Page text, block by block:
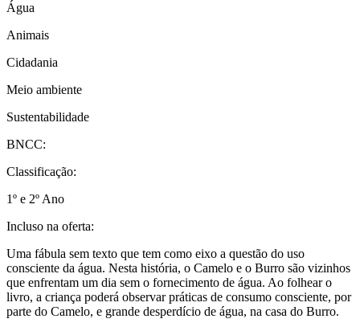
Água
Animais
Cidadania
Meio ambiente
Sustentabilidade
BNCC:
Classificação:
1º e 2º Ano
Incluso na oferta:
Uma fábula sem texto que tem como eixo a questão do uso
consciente da água. Nesta história, o Camelo e o Burro são vizinhos
que enfrentam um dia sem o fornecimento de água. Ao folhear o
livro, a criança poderá observar práticas de consumo consciente, por
parte do Camelo, e grande desperdício de água, na casa do Burro.